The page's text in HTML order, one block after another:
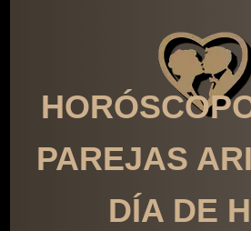
PAREJAS
DÍA DE